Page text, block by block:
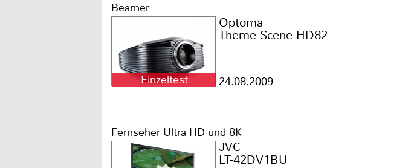
Beamer
Einzeltest
Optoma
Theme Scene HD82
24.08.2009
Fernseher Ultra HD und 8K
JVC
LT-42DV1BU